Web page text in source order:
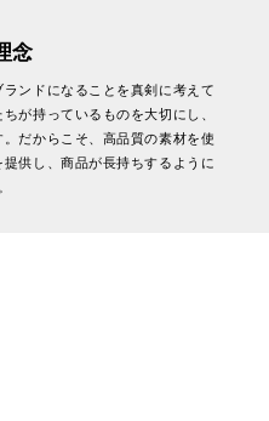
念
ンドになることを真剣に考えて
が持っているものを大切にし、
だからこそ、高品質の素材を使
供し、商品が長持ちするように